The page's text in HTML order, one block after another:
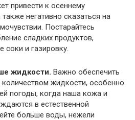
привести к осеннему
негативно сказаться на
Постарайтесь
сладких продуктов,
и газировку.
жидкости. Важно обеспечить
жидкости, особенно
погоды, когда наша кожа и
в естественной
больше воды, нежели